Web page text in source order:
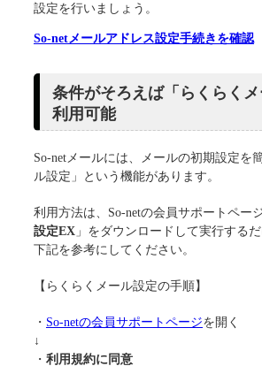
設定を行いましょう。
So-netメールアドレス設定手続きを確認
条件がそろえば「らくらく
利用可能
So-netメールには、メールの初期設定を
ル設定」という機能があります。
利用方法は、So-netの会員サポートペー
設定EX 」をダウンロードして実行する
下記を参考にしてください。
【らくらくメール設定の手順】
・ So-netの会員サポートページを開く
↓
・ 利用規約に同意